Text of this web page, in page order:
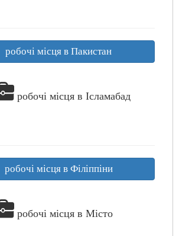
робочі місця в Пакистан
робочі місця в Ісламабад
робочі місця в Філіппіни
робочі місця в Місто